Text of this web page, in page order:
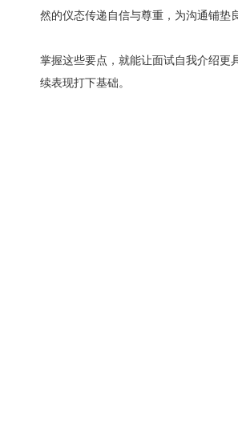
然的仪态传递自信与尊重，为沟通铺垫
掌握这些要点，就能让面试自我介绍更
续表现打下基础。